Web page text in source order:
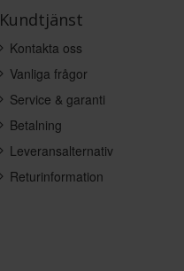
Kundtjänst
Kontakta oss
Vanliga frågor
Service & garanti
Betalning
Leveransalternativ
Returinformation